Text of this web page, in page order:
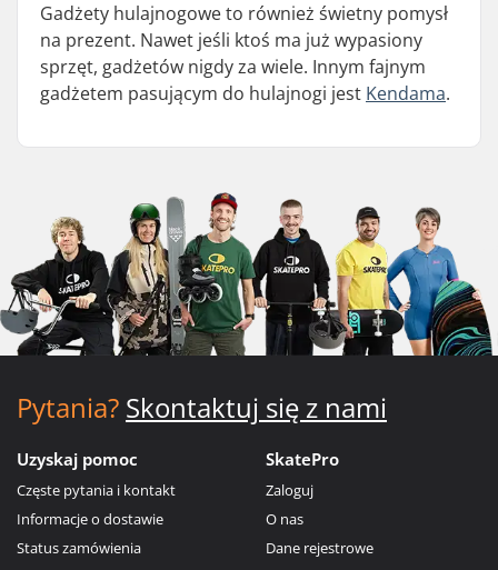
Gadżety hulajnogowe to również świetny pomysł
na prezent. Nawet jeśli ktoś ma już wypasiony
sprzęt, gadżetów nigdy za wiele. Innym fajnym
gadżetem pasującym do hulajnogi jest Kendama.
Pytania? Skontaktuj się z nami
Uzyskaj pomoc
Częste pytania i kontakt
Informacje o dostawie
Status zamówienia
SkatePro
Zaloguj
O nas
Dane rejestrowe